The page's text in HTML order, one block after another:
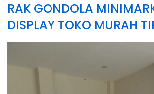
RAK GONDOLA
DISPLAY TOKO MURAH